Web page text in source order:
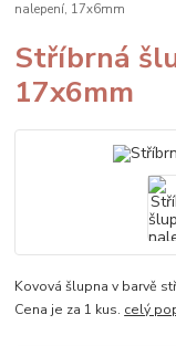
nalepení, 17x6mm
Stříbrná
17x6mm
Kovová šlupna v barvě
Cena je za 1 kus. celý